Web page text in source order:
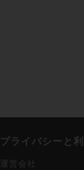
プライバシーと
運営会社